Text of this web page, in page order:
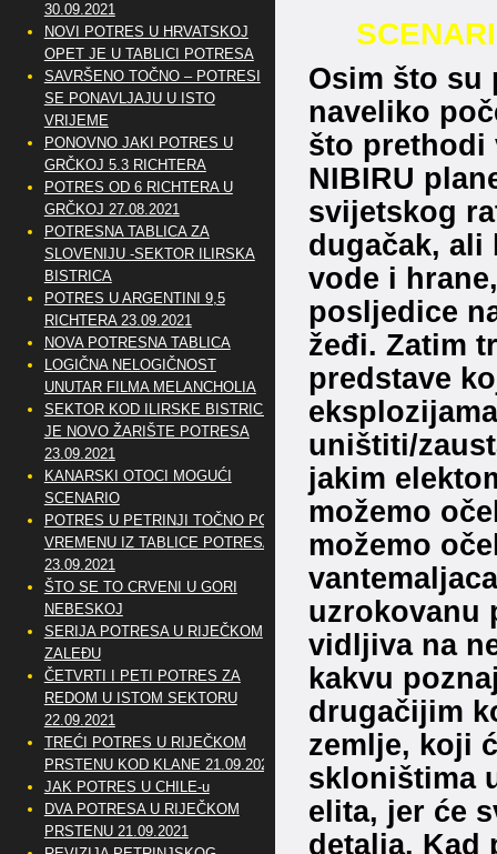
Osim što su
naveliko
što prethodi
NIBIRU
svijetskog
dugačak, ali
vode i
posljedice
žeđi. Zatim
predstave
uništiti/
jakim
možemo
možemo
uzrokovanu
vidljiva na
kakvu
drugačijim
zemlje, koji
skloništima
elita, jer će
detalja. Kad
30.09.2021
NOVI POTRES U HRVATSKOJ
OPET JE U TABLICI POTRESA
SAVRŠENO TOČNO – POTRESI
SE PONAVLJAJU U ISTO
VRIJEME
PONOVNO JAKI POTRES U
GRČKOJ 5.3 RICHTERA
POTRES OD 6 RICHTERA U
GRČKOJ 27.08.2021
POTRESNA TABLICA ZA
SLOVENIJU -SEKTOR ILIRSKA
BISTRICA
POTRES U ARGENTINI 9,5
RICHTERA 23.09.2021
NOVA POTRESNA TABLICA
LOGIČNA NELOGIČNOST
UNUTAR FILMA MELANCHOLIA
SEKTOR KOD ILIRSKE BISTRICE
JE NOVO ŽARIŠTE POTRESA
23.09.2021
KANARSKI OTOCI MOGUĆI
SCENARIO
POTRES U PETRINJI TOČNO PO
VREMENU IZ TABLICE POTRESA
23.09.2021
ŠTO SE TO CRVENI U GORI
NEBESKOJ
SERIJA POTRESA U RIJEČKOM
ZALEĐU
ČETVRTI I PETI POTRES ZA
REDOM U ISTOM SEKTORU
22.09.2021
TREĆI POTRES U RIJEČKOM
PRSTENU KOD KLANE 21.09.2021
JAK POTRES U CHILE-u
DVA POTRESA U RIJEČKOM
PRSTENU 21.09.2021